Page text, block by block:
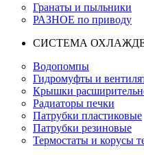
Гранаты и пыльники
РАЗНОЕ по приводу
СИСТЕМА
Водопомпы
Гидромуфты и
Крышки
Радиаторы печки
Патрубки пластиковые
Патрубки резиновые
Термостаты и корусы